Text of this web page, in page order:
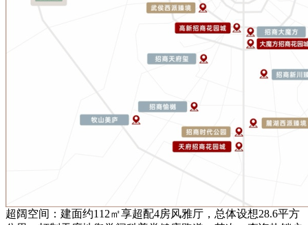
超阔空间：建面约112㎡享超配4房风雅厅，总体设想28.6平方